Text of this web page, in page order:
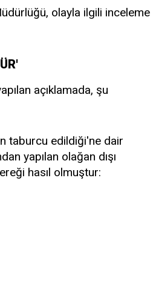
olayla ilgili inceleme
açıklamada, şu
taburcu edildiği'ne dair
yapılan olağan dışı
hasıl olmuştur: